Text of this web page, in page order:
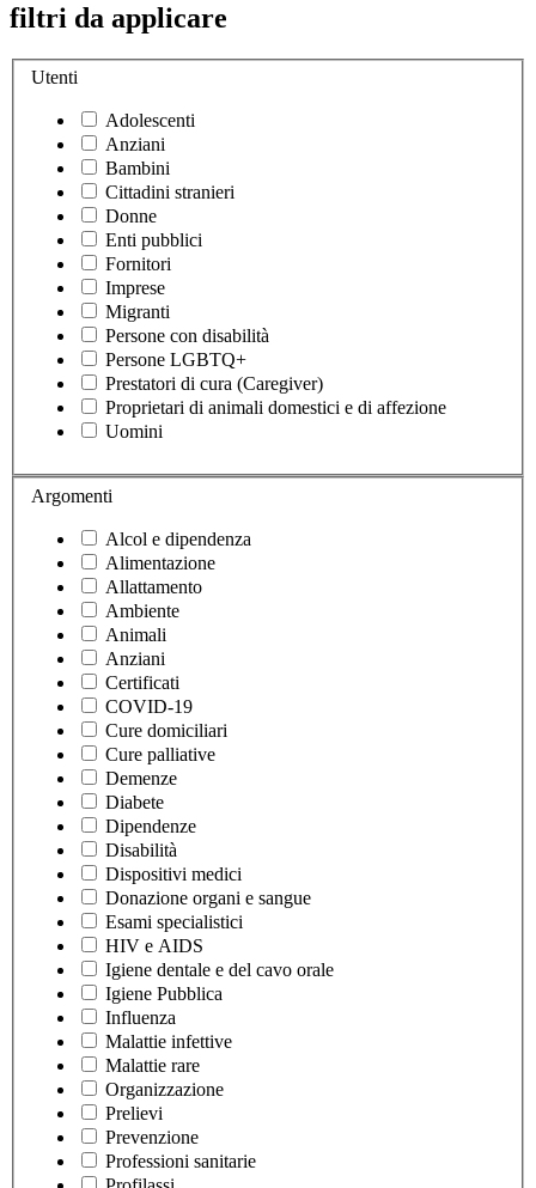
filtri da applicare
Utenti
Adolescenti
Anziani
Bambini
Cittadini stranieri
Donne
Enti pubblici
Fornitori
Imprese
Migranti
Persone con disabilità
Persone LGBTQ+
Prestatori di cura (Caregiver)
Proprietari di animali domestici e di affezione
Uomini
Argomenti
Alcol e dipendenza
Alimentazione
Allattamento
Ambiente
Animali
Anziani
Certificati
COVID-19
Cure domiciliari
Cure palliative
Demenze
Diabete
Dipendenze
Disabilità
Dispositivi medici
Donazione organi e sangue
Esami specialistici
HIV e AIDS
Igiene dentale e del cavo orale
Igiene Pubblica
Influenza
Malattie infettive
Malattie rare
Organizzazione
Prelievi
Prevenzione
Professioni sanitarie